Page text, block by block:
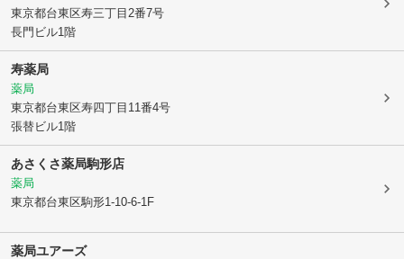
東京都台東区寿三丁目2番7号
長門ビル1階
寿薬局
薬局
東京都台東区寿四丁目11番4号
張替ビル1階
あさくさ薬局駒形店
薬局
東京都台東区駒形1-10-6-1F
薬局ユアーズ